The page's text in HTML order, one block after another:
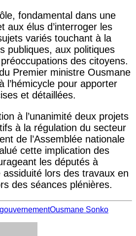
fondamental dans une
aux élus d’interroger les
variés touchant à la
publiques, aux politiques
des citoyens.
Premier ministre Ousmane
l’hémicycle pour apporter
et détaillées.
à l’unanimité deux projets
à la régulation du secteur
de l’Assemblée nationale
cette implication des
les députés à
lors des travaux en
des séances plénières.
gouvernementOusmane Sonko